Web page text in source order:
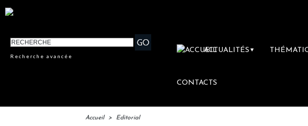
Recherche avancée
ACTUALITÉS ▼
CONTACTS
Accueil > Editorial